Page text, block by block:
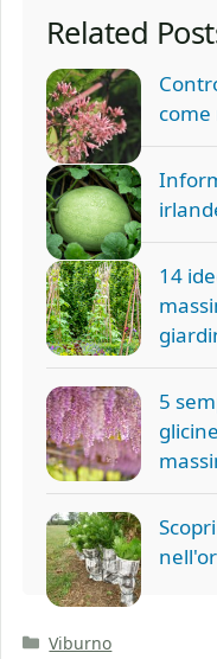
Related
come
14
5
Categorie
Viburno